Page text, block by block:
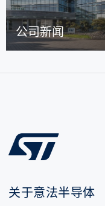
公司新闻
关于意法半导体